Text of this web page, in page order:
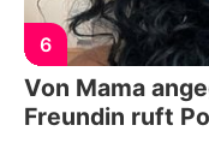
6
Von Mama
Freundin ruft